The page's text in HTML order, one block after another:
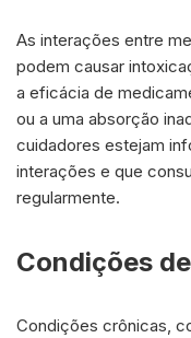
As interações entre
podem causar
a eficácia de
ou a uma absorção
cuidadores estejam
interações e que
regularmente.
Condições
Condições crônicas,